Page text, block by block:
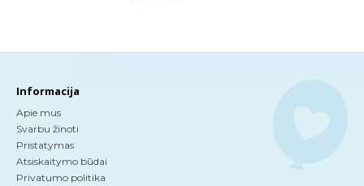
Informacija
Apie mus
Svarbu žinoti
Pristatymas
Atsiskaitymo būdai
Privatumo politika